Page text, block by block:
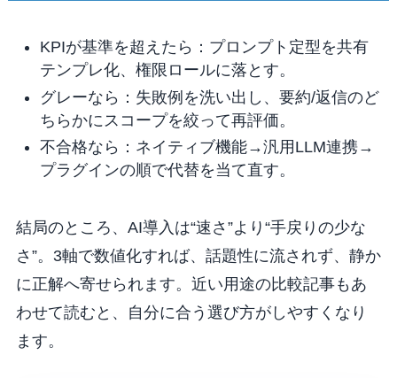
KPIが基準を超えたら：プロンプト定型を共有
テンプレ化、権限ロールに落とす。
グレーなら：失敗例を洗い出し、要約/返信のど
ちらかにスコープを絞って再評価。
不合格なら：ネイティブ機能→汎用LLM連携→
プラグインの順で代替を当て直す。
結局のところ、AI導入は“速さ”より“手戻りの少な
さ”。3軸で数値化すれば、話題性に流されず、静か
に正解へ寄せられます。近い用途の比較記事もあ
わせて読むと、自分に合う選び方がしやすくなり
ます。